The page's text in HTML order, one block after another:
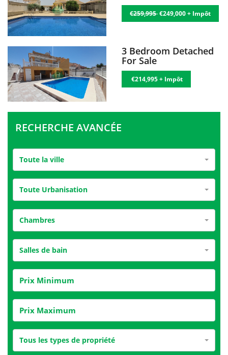
€259,995€249,000 + Impôt
3 Bedroom Detached
For Sale
€214,995 + Impôt
RECHERCHE AVANCÉE
Toute la ville
Toute Urbanisation
Chambres
Salles de bain
Tous les types de propriété